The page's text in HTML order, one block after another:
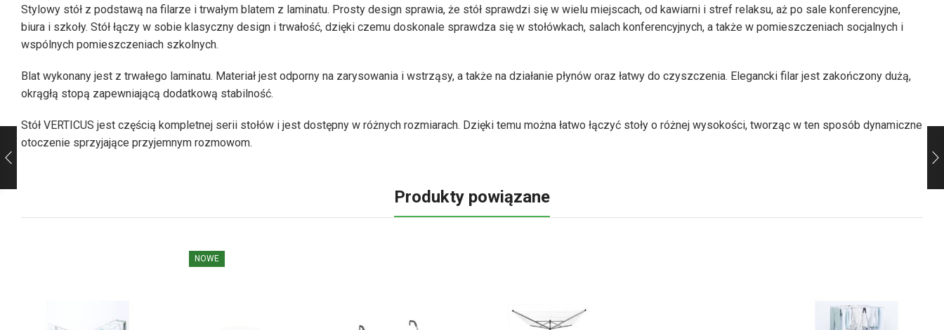
Stylowy stół z podstawą na filarze i trwałym blatem z laminatu. Prosty design sprawia, że stół sprawdzi się w wielu miejscach, od kawiarni i stref relaksu, aż po sale konferencyjne,
biura i szkoły. Stół łączy w sobie klasyczny design i trwałość, dzięki czemu doskonale sprawdza się w stołówkach, salach konferencyjnych, a także w pomieszczeniach socjalnych i
wspólnych pomieszczeniach szkolnych.
Blat wykonany jest z trwałego laminatu. Materiał jest odporny na zarysowania i wstrząsy, a także na działanie płynów oraz łatwy do czyszczenia. Elegancki filar jest zakończony dużą,
okrągłą stopą zapewniającą dodatkową stabilność.
Stół VERTICUS jest częścią kompletnej serii stołów i jest dostępny w różnych rozmiarach. Dzięki temu można łatwo łączyć stoły o różnej wysokości, tworząc w ten sposób dynamiczne
otoczenie sprzyjające przyjemnym rozmowom.
Produkty powiązane
NOWE